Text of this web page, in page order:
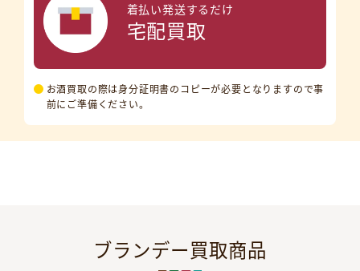
着払い発送するだけ
宅配買取
お酒買取の際は身分証明書のコピーが必要となりますので事
前にご準備ください。
ブランデー買取商品